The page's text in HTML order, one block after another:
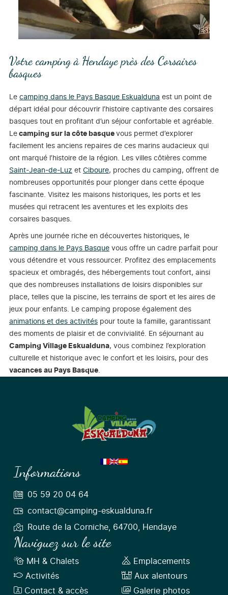
Votre camping à Hendaye près des Corsaires
basques
Le camping dans le Pays Basque Eskualduna est un point de
départ idéal pour découvrir l’histoire captivante des corsaires
basques tout en profitant d’un séjour confortable et agréable.
Le camping sur la côte basque vous permet d’explorer
facilement les anciens repaires de ces marins audacieux qui
ont marqué l’histoire de la région. Les villes côtières comme
Saint-Jean-de-Luz et Ciboure, proches du camping, offrent de
nombreuses opportunités pour plonger dans cette époque
fascinante. Visitez les maisons historiques, les ports et les
musées qui retracent les aventures et les exploits des
corsaires basques.
Après une journée riche en découvertes historiques, le
camping dans le Pays Basque vous offre un cadre parfait pour
vous détendre et vous ressourcer. Profitez des emplacements
spacieux et ombragés, des hébergements tout confort, ainsi
que des nombreuses installations de loisirs disponibles sur
place, telles que la piscine, les terrains de sport et les aires de
jeux pour enfants. Le camping propose également des
animations et des activités pour toute la famille, garantissant
des moments de plaisir et de convivialité. En séjournant au
Camping Village Eskualduna, vous combinez l’exploration
culturelle et historique avec le confort et les loisirs, pour des
vacances au Pays Basque
Informations
05 59 20 04 64
contact@camping-eskualduna.fr
Route de la Corniche, 64700, Hendaye
Naviguez sur le site
MH & Chalets
Emplacements
Activités
Aux alentours
Contact & accès
Galerie photos